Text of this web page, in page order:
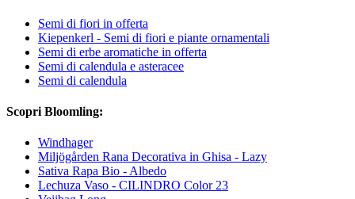
Semi di fiori in offerta
Kiepenkerl - Semi di fiori e piante ornamentali
Semi di erbe aromatiche in offerta
Semi di calendula e asteracee
Semi di calendula
Scopri Bloomling:
Windhager
Miljögården Rana Decorativa in Ghisa - Lazy
Sativa Rapa Bio - Albedo
Lechuza Vaso - CILINDRO Color 23